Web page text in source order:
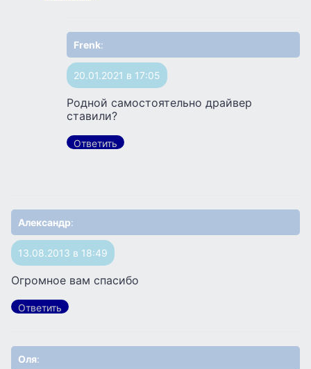
Frenk:
20.01.2021 в 17:05
Родной самостоятельно драйвер
ставили?
Ответить
Александр:
13.08.2013 в 18:49
Огромное вам спасибо
Ответить
Оля: